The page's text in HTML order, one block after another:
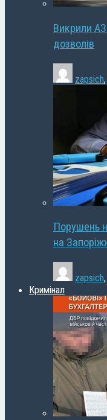
Викрили
дозволів
zapsich,
Порушень
на
zapsich,
Кримінал